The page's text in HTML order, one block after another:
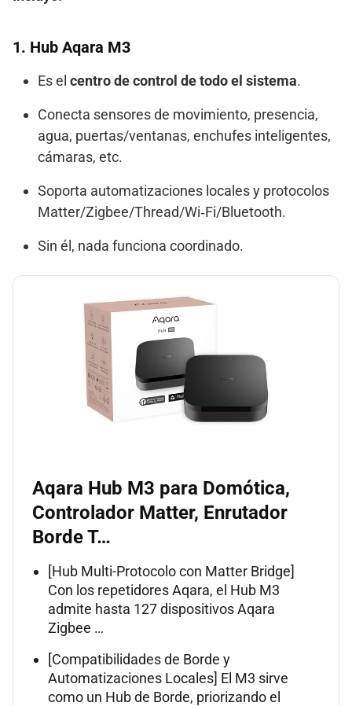
1. Hub Aqara M3
Es el centro de control de todo el sistema.
Conecta sensores de movimiento, presencia,
agua, puertas/ventanas, enchufes inteligentes,
cámaras, etc.
Soporta automatizaciones locales y protocolos
Matter/Zigbee/Thread/Wi‑Fi/Bluetooth.
Sin él, nada funciona coordinado.
Aqara Hub M3 para Domótica,
Controlador Matter, Enrutador
Borde T…
[Hub Multi-Protocolo con Matter Bridge]
Con los repetidores Aqara, el Hub M3
admite hasta 127 dispositivos Aqara
Zigbee …
[Compatibilidades de Borde y
Automatizaciones Locales] El M3 sirve
como un Hub de Borde, priorizando el